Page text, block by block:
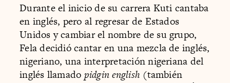
Durante el inicio de su carrera Kuti cantaba
en inglés, pero al regresar de Estados
Unidos y cambiar el nombre de su grupo,
Fela decidió cantar en una mezcla de inglés,
nigeriano, una interpretación nigeriana del
inglés llamado pidgin english (también